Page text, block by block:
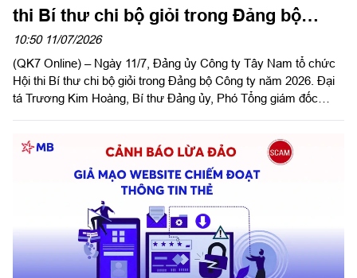
thi Bí thư chi bộ giỏi trong Đảng bộ
Công ty năm 2026
10:50 11/07/2026
(QK7 Online) – Ngày 11/7, Đảng ủy Công ty Tây Nam tổ chức
Hội thi Bí thư chi bộ giỏi trong Đảng bộ Công ty năm 2026. Đại
tá Trương Kim Hoàng, Bí thư Đảng ủy, Phó Tổng giám đốc